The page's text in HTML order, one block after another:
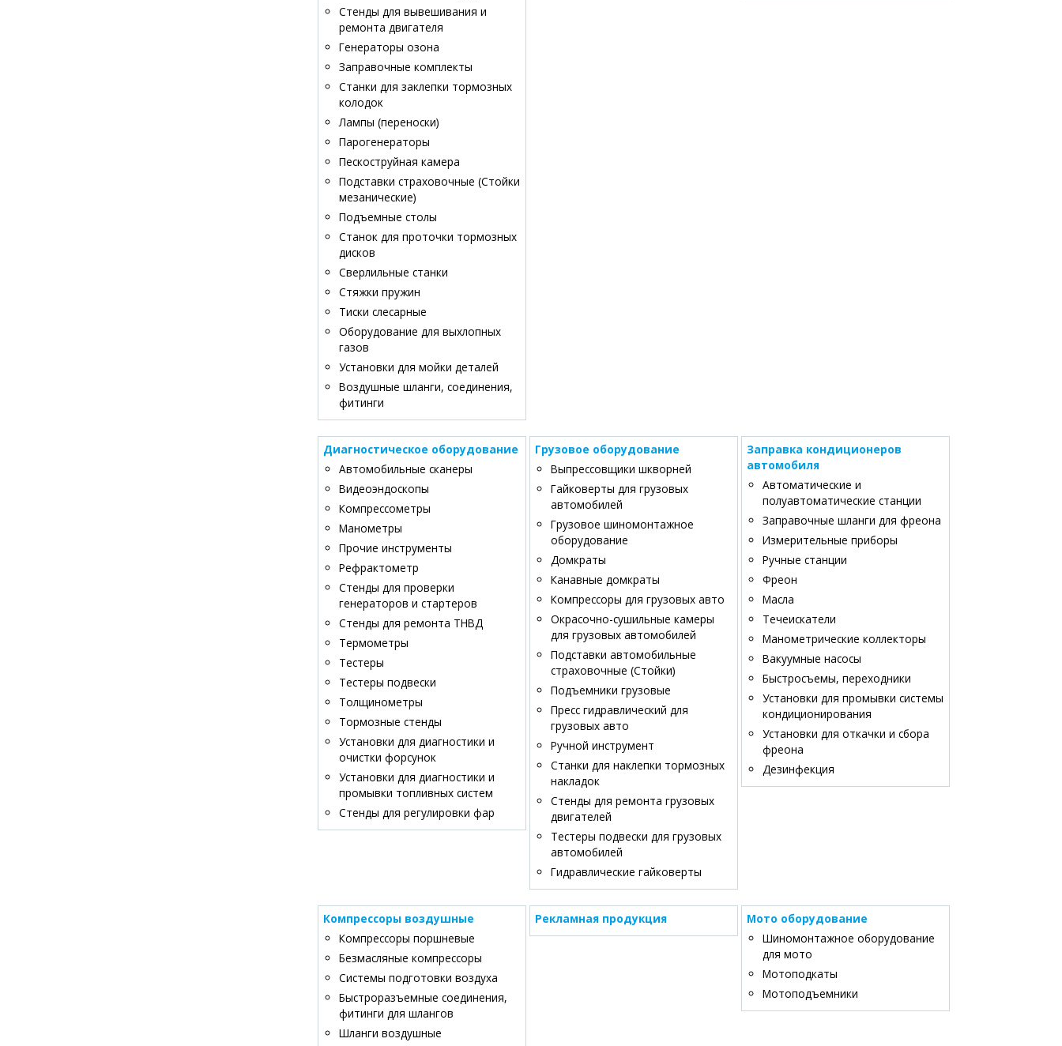
Стенды для вывешивания и
ремонта двигателя
Генераторы озона
Заправочные комплекты
Станки для заклепки тормозных
колодок
Лампы (переноски)
Парогенераторы
Пескоструйная камера
Подставки страховочные (Стойки
мезанические)
Подъемные столы
Станок для проточки тормозных
дисков
Сверлильные станки
Стяжки пружин
Тиски слесарные
Оборудование для выхлопных
газов
Установки для мойки деталей
Воздушные шланги, соединения,
фитинги
Диагностическое оборудование
Автомобильные сканеры
Видеоэндоскопы
Компрессометры
Манометры
Прочие инструменты
Рефрактометр
Стенды для проверки
генераторов и стартеров
Стенды для ремонта ТНВД
Термометры
Тестеры
Тестеры подвески
Толщинометры
Тормозные стенды
Установки для диагностики и
очистки форсунок
Установки для диагностики и
промывки топливных систем
Стенды для регулировки фар
Грузовое оборудование
Выпрессовщики шкворней
Гайковерты для грузовых
автомобилей
Грузовое шиномонтажное
оборудование
Домкраты
Канавные домкраты
Компрессоры для грузовых авто
Окрасочно-сушильные камеры
для грузовых автомобилей
Подставки автомобильные
страховочные (Стойки)
Подъемники грузовые
Пресс гидравлический для
грузовых авто
Ручной инструмент
Станки для наклепки тормозных
накладок
Стенды для ремонта грузовых
двигателей
Тестеры подвески для грузовых
автомобилей
Гидравлические гайковерты
Заправка кондиционеров
автомобиля
Автоматические и
полуавтоматические станции
Заправочные шланги для фреона
Измерительные приборы
Ручные станции
Фреон
Масла
Течеискатели
Манометрические коллекторы
Вакуумные насосы
Быстросъемы, переходники
Установки для промывки системы
кондиционирования
Установки для откачки и сбора
фреона
Дезинфекция
Компрессоры воздушные
Компрессоры поршневые
Безмасляные компрессоры
Системы подготовки воздуха
Быстроразъемные соединения,
фитинги для шлангов
Шланги воздушные
Рекламная продукция
Мото оборудование
Шиномонтажное оборудование
для мото
Мотоподкаты
Мотоподъемники